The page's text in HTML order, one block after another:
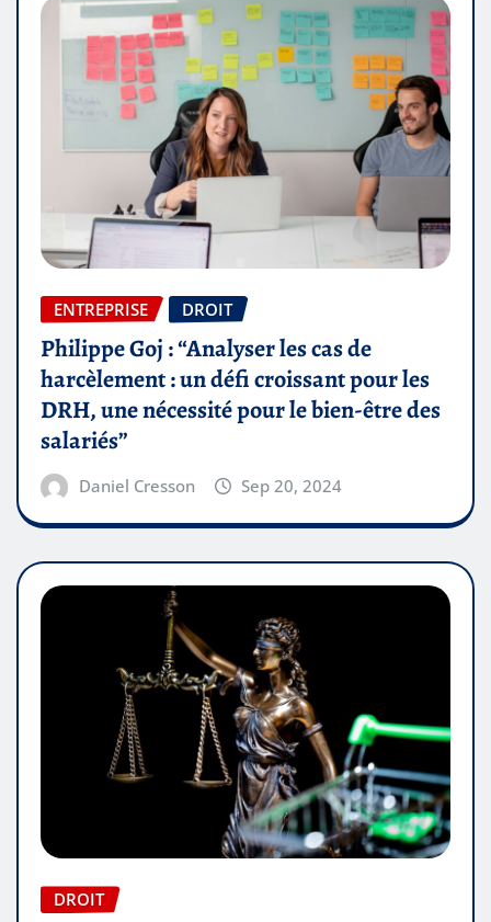
ENTREPRISE DROIT
Philippe Goj : “Analyser les cas de
harcèlement : un défi croissant pour les
DRH, une nécessité pour le bien-être des
salariés”
Daniel Cresson Sep 20, 2024
DROIT